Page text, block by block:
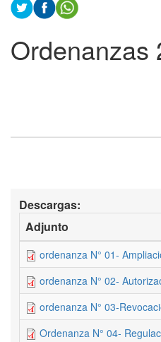
Ordenanzas
Descargas:
Adjunto
ordenanza N° 01-
ordenanza N° 02-
ordenanza N° 03-
Ordenanza N° 04-